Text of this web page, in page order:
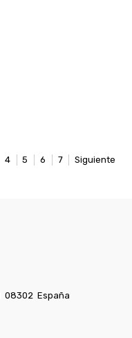
4 5 6 7 Siguiente
08302 España